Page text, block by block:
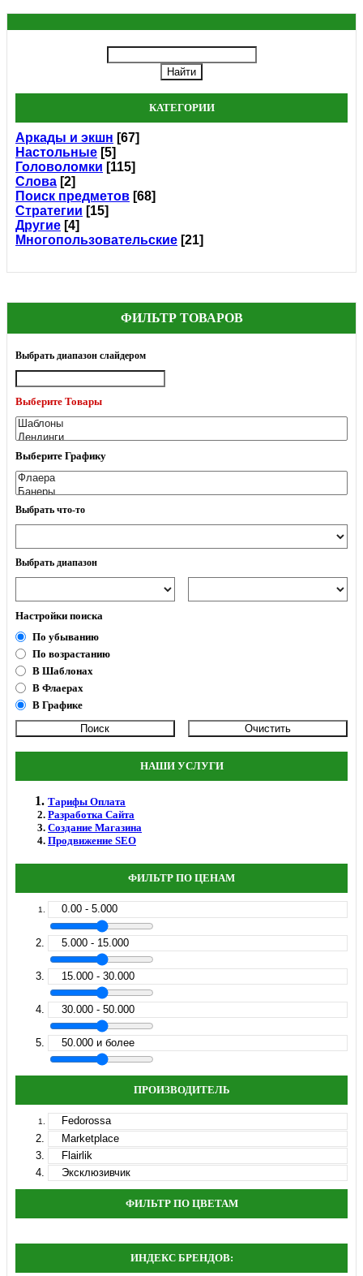
КАТЕГОРИИ
Аркады и экшн [67]
Настольные [5]
Головоломки [115]
Слова [2]
Поиск предметов [68]
Стратегии [15]
Другие [4]
Многопользовательские [21]
ФИЛЬТР ТОВАРОВ
Выбрать диапазон слайдером
Выберите Товары
Выберите Графику
Выбрать что-то
Выбрать диапазон
Настройки поиска
По убыванию
По возрастанию
В Шаблонах
В Флаерах
В Графике
НАШИ УСЛУГИ
Тарифы Оплата
Разработка Сайта
Создание Магазина
Продвижение SEO
ФИЛЬТР ПО ЦЕНАМ
0.00 - 5.000
5.000 - 15.000
15.000 - 30.000
30.000 - 50.000
50.000 и более
ПРОИЗВОДИТЕЛЬ
Fedorossa
Marketplace
Flairlik
Эксклюзивчик
ФИЛЬТР ПО ЦВЕТАМ
ИНДЕКС БРЕНДОВ: